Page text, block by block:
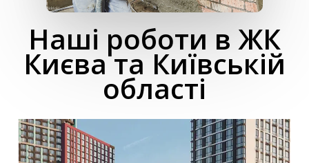
Наші роботи в ЖК
Києва та Київській
області